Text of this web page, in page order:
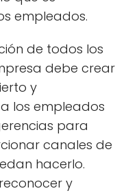
empleados.
de todos los
debe crear
y
los empleados
para
canales de
hacerlo.
y